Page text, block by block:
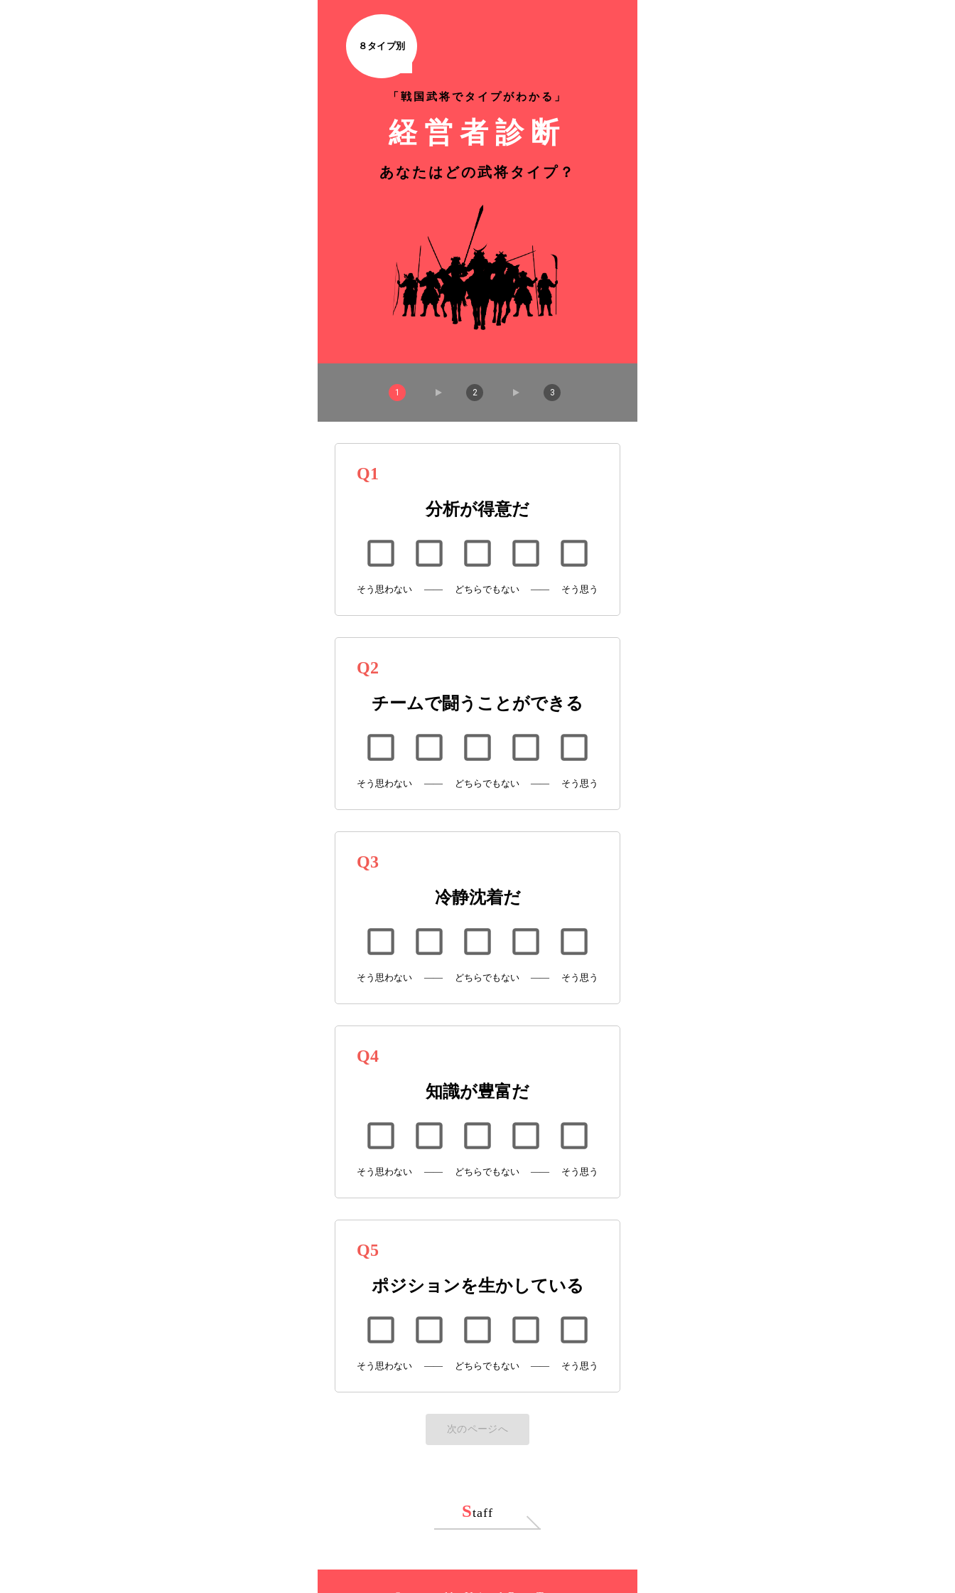
８タイプ別
「戦国武将でタイプがわかる」
経営者診断
あなたはどの武将タイプ？
1 2 3
Q1
分析が得意だ
そう思わない —— どちらでもない —— そう思う
Q2
チームで闘うことができる
そう思わない —— どちらでもない —— そう思う
Q3
冷静沈着だ
そう思わない —— どちらでもない —— そう思う
Q4
知識が豊富だ
そう思わない —— どちらでもない —— そう思う
Q5
ポジションを生かしている
そう思わない —— どちらでもない —— そう思う
次のページへ
Staff